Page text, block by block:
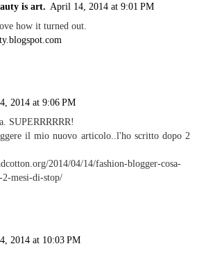
is art. April 14, 2014 at 9:01 PM
how it turned out.
2014 at 9:06 PM
SUPERRRRRR!
il mio nuovo articolo..l'ho scritto dopo 2
2014/04/14/fashion-blogger-cosa-
mesi-di-stop/
2014 at 10:03 PM